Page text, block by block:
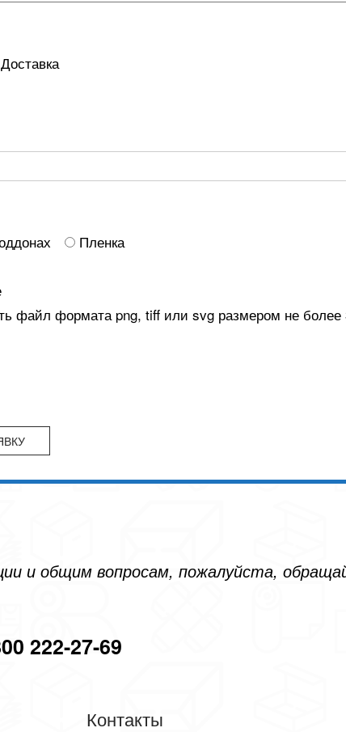
Доставка
Пленка
файл формата png, tiff или svg размером не
и общим вопросам, пожалуйста,
222-27-69
Контакты